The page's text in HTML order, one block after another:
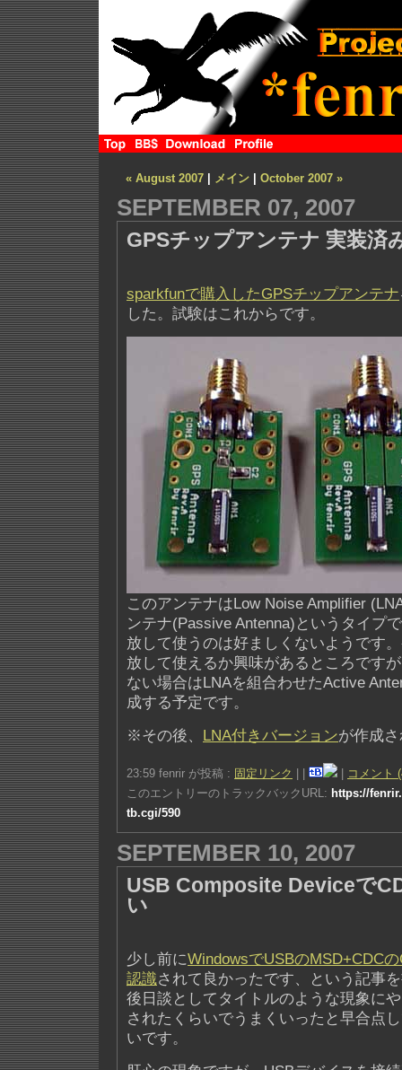
« August 2007 メイン October 2007 »
SEPTEMBER 07, 2007
GPSチップアンテナ 実装済
sparkfunで購入したGPSチップアンテナ
した。試験はこれからです。
このアンテナはLow Noise Amplifier
ンテナ(Passive Antenna)というタイプ
放して使うのは好ましくないようです
放して使えるか興味があるところです
ない場合はLNAを組合わせたActive
成する予定です。
※その後、 LNA付きバージョンが作成
23:59 fenrir が投稿 : 固定リンク
コメント
このエントリーのトラックバックURL: https://
tb.cgi/590
SEPTEMBER 10, 2007
USB Composite Deviceで
い
少し前にWindowsでUSBのMSD+CDC
認識されて良かったです、という記事
後日談としてタイトルのような現象に
されたくらいでうまくいったと早合点
いです。